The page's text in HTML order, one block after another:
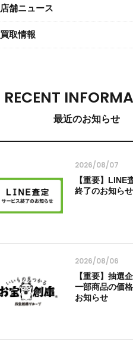
店舗ニュース
買取情報
RECENT
最近のお知らせ
2026/08/07
【重要】LINE
終了のお知らせ
2026/08/06
【重要】抽選
一部商品の価
お知らせ